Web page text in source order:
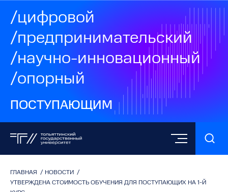
/цифровой
/предпринимательский
/научно-инновационный
/опорный
ПОСТУПАЮЩИМ
ГЛАВНАЯ / НОВОСТИ /
УТВЕРЖДЕНА СТОИМОСТЬ ОБУЧЕНИЯ ДЛЯ ПОСТУПАЮЩИХ НА 1-Й